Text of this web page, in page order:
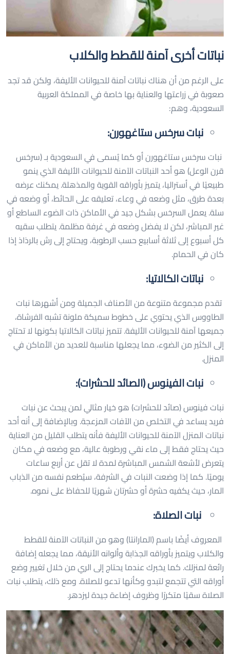
نباتات أخرى آمنة للقطط والكلاب
على الرغم من أن هناك نباتات آمنة للحيوانات الأليفة، ولكن قد تجد
صعوبة في زراعتها والعناية بها خاصة في المملكة العربية
السعودية، وهم:
نبات سرخس ستاغهورن:
نبات سرخس ستاغهورن أو كما يُسمى في السعودية بـ (سرخس
قرن الوعل) هو أحد النباتات الآمنة للحيوانات الأليفة الذي ينمو
طبيعيًا في أستراليا، يتميز بأوراقه القوية والمذهلة. يمكنك عرضه
بعدة طرق، مثل وضعه في وعاء، تعليقه على الحائط، أو وضعه في
سلة. يعمل السرخس بشكل جيد في الأماكن ذات الضوء الساطع أو
غير المباشر، لكن لا يفضل وضعه في غرفة مظلمة. يتطلب سقيه
كل أسبوع إلى ثلاثة أسابيع حسب الرطوبة، ويحتاج إلى رش بالرذاذ إذا
كان في الحمام.
نباتات الكالاتيا:
تقدم مجموعة متنوعة من الأصناف الجميلة ومن أشهرها نبات
الطاووس الذي يحتوي على خطوط سميكة ملونة تشبه الفرشاة،
جميعها آمنة للحيوانات الأليفة. تتميز نباتات الكالاتيا بكونها لا تحتاج
إلى الكثير من الضوء، مما يجعلها مناسبة للعديد من الأماكن في
المنزل.
نبات الفينوس (الصائد للحشرات):
نبات فينوس (صائد للحشرات) هو خيار مثالي لمن يبحث عن نبات
فريد يساعد في التخلص من الآفات المزعجة. وبالإضافة إلى أنه أحد
نباتات المنزل الآمنة للحيوانات الأليفة فأنه يتطلب القليل من العناية
حيث يحتاج فقط إلى ماء نقي ورطوبة عالية، مع وضعه في مكان
يتعرض لأشعة الشمس المباشرة لمدة لا تقل عن أربع ساعات
يوميًا. كما إذا وضعت النبات في الشرفة، سيُطعم نفسه من الذباب
المار، حيث يكفيه حشرة أو حشرتان شهريًا للحفاظ على نموه.
نبات الصلاة:
المعروف أيضًا باسم (المارانتا)وهو من النباتات الآمنة للقطط
والكلاب ويتميز بأوراقه الجذابة وألوانه الأنيقة، مما يجعله إضافة
رائعة لمنزلك. كما يخبرك عندما يحتاج إلى الري من خلال تغيير وضع
أوراقه التي تتجمع لتبدو وكأنها تدعو للصلاة. ومع ذلك، يتطلب نبات
الصلاة سقيًا متكررًا وظروف إضاءة جيدة ليزدهر.